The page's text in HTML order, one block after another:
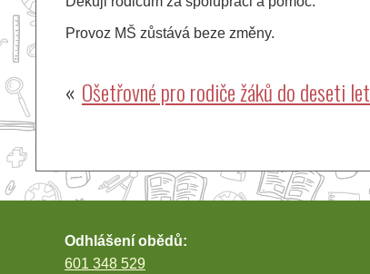
Provoz MŠ zůstává beze změny.
Navigace
příspěvek
Ošetřovné pro rodiče žáků do deseti let
Odhlášení obědů:
601 348 529